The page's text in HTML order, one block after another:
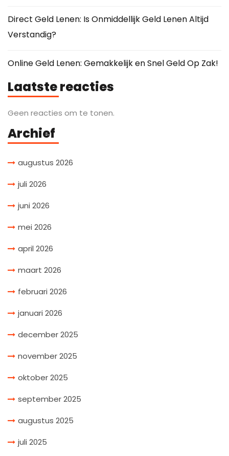
Direct Geld Lenen: Is Onmiddellijk Geld Lenen Altijd
Verstandig?
Online Geld Lenen: Gemakkelijk en Snel Geld Op Zak!
Laatste reacties
Geen reacties om te tonen.
Archief
augustus 2026
juli 2026
juni 2026
mei 2026
april 2026
maart 2026
februari 2026
januari 2026
december 2025
november 2025
oktober 2025
september 2025
augustus 2025
juli 2025